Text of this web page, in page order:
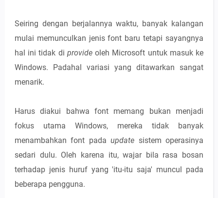
Seiring dengan berjalannya waktu, banyak kalangan
mulai memunculkan jenis font baru tetapi sayangnya
hal ini tidak di provideoleh Microsoft untuk masuk ke
Windows. Padahal variasi yang ditawarkan sangat
menarik.
Harus diakui bahwa font memang bukan menjadi
fokus utama Windows, mereka tidak banyak
menambahkan font pada update sistem operasinya
sedari dulu. Oleh karena itu, wajar bila rasa bosan
terhadap jenis huruf yang 'itu-itu saja' muncul pada
beberapa pengguna.